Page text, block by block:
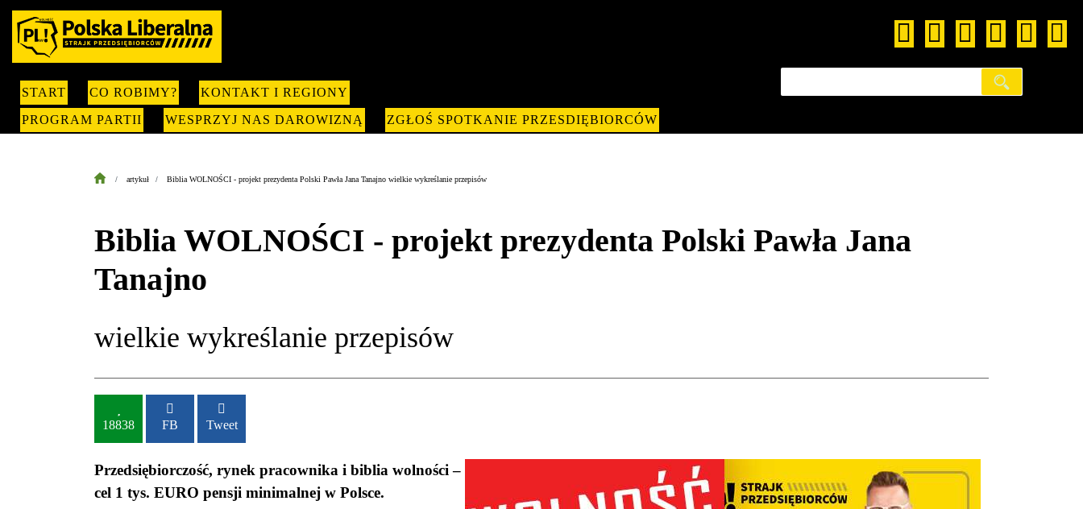
START CO ROBIMY?
KONTAKT I REGIONY
PROGRAM PARTII
WESPRZYJ NAS DAROWIZNĄ ZGŁOŚ SPOTKANIE PRZESDIĘBIORCÓW
artykuł Biblia WOLNOŚCI - projekt prezydenta Polski Pawła Jana Tanajno wielkie wykreślanie przepisów
Biblia WOLNOŚCI - projekt prezydenta Polski Pawła Jana
Tanajno
wielkie wykreślanie przepisów
18838 FB Tweet
Przedsiębiorczość, rynek pracownika i biblia wolności –
cel 1 tys. EURO pensji minimalnej w Polsce.